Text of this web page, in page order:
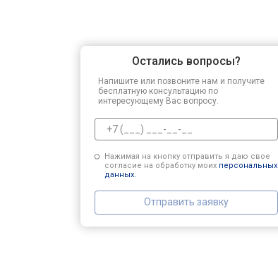
Остались вопросы?
Напишите или позвоните нам и получите
бесплатную консультацию по
интересующему Вас вопросу.
Нажимая на кнопку отправить я даю свое
согласие на обработку моих персональных
данных.
Отправить заявку